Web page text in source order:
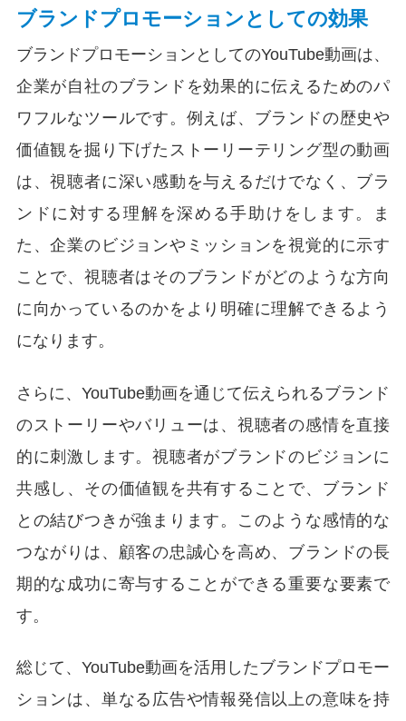
ブランドプロモーションとしての効果
ブランドプロモーションとしてのYouTube動画は、
企業が自社のブランドを効果的に伝えるためのパ
ワフルなツールです。例えば、ブランドの歴史や
価値観を掘り下げたストーリーテリング型の動画
は、視聴者に深い感動を与えるだけでなく、ブラ
ンドに対する理解を深める手助けをします。ま
た、企業のビジョンやミッションを視覚的に示す
ことで、視聴者はそのブランドがどのような方向
に向かっているのかをより明確に理解できるよう
になります。
さらに、YouTube動画を通じて伝えられるブランド
のストーリーやバリューは、視聴者の感情を直接
的に刺激します。視聴者がブランドのビジョンに
共感し、その価値観を共有することで、ブランド
との結びつきが強まります。このような感情的な
つながりは、顧客の忠誠心を高め、ブランドの長
期的な成功に寄与することができる重要な要素で
す。
総じて、YouTube動画を活用したブランドプロモー
ションは、単なる広告や情報発信以上の意味を持